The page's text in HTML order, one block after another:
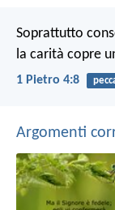
Soprattutto
la carità copre
1 Pietro 4:8
Argomenti